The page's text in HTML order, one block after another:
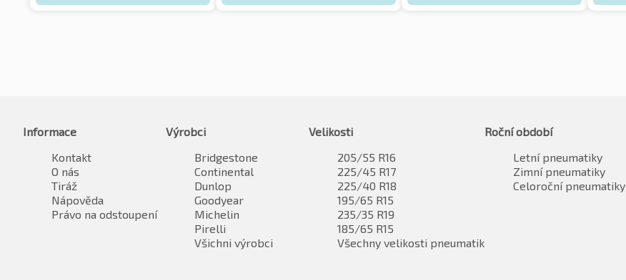
Informace
Kontakt
O nás
Tiráž
Nápověda
Právo na odstoupení
Výrobci
Bridgestone
Continental
Dunlop
Goodyear
Michelin
Pirelli
Všichni výrobci
Velikosti
205/55 R16
225/45 R17
225/40 R18
195/65 R15
235/35 R19
185/65 R15
Všechny velikosti pneumatik
Roční období
Letní pneumatiky
Zimní pneumatiky
Celoroční pneumatiky